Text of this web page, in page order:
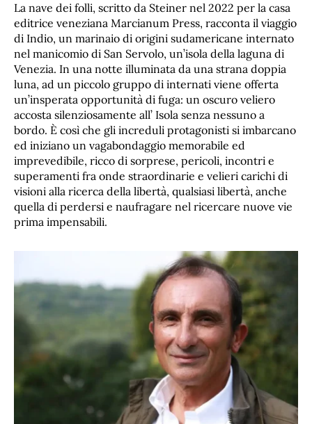
La nave dei folli, scritto da Steiner nel 2022 per la casa
editrice veneziana Marcianum Press, racconta il viaggio
di Indio, un marinaio di origini sudamericane internato
nel manicomio di San Servolo, un’isola della laguna di
Venezia. In una notte illuminata da una strana doppia
luna, ad un piccolo gruppo di internati viene offerta
un’insperata opportunità di fuga: un oscuro veliero
accosta silenziosamente all’ Isola senza nessuno a
bordo. È così che gli increduli protagonisti si imbarcano
ed iniziano un vagabondaggio memorabile ed
imprevedibile, ricco di sorprese, pericoli, incontri e
superamenti fra onde straordinarie e velieri carichi di
visioni alla ricerca della libertà, qualsiasi libertà, anche
quella di perdersi e naufragare nel ricercare nuove vie
prima impensabili.